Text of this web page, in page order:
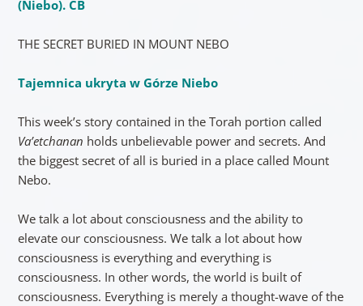
(Niebo). CB
THE SECRET BURIED IN MOUNT NEBO
Tajemnica ukryta w Górze Niebo
This week’s story contained in the Torah portion called
Va’etchanan holds unbelievable power and secrets. And
the biggest secret of all is buried in a place called Mount
Nebo.
We talk a lot about consciousness and the ability to
elevate our consciousness. We talk a lot about how
consciousness is everything and everything is
consciousness. In other words, the world is built of
consciousness. Everything is merely a thought-wave of the